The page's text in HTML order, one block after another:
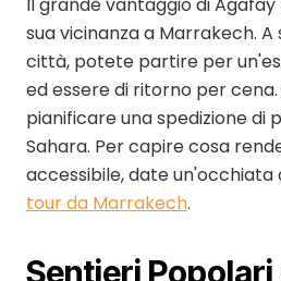
sua vicinanza a Marrakech.
città, potete partire per
ed essere di ritorno per
pianificare una spedizione di
Sahara. Per capire cosa
accessibile, date un'occhiata
tour da Marrakech.
Sentieri Popolari